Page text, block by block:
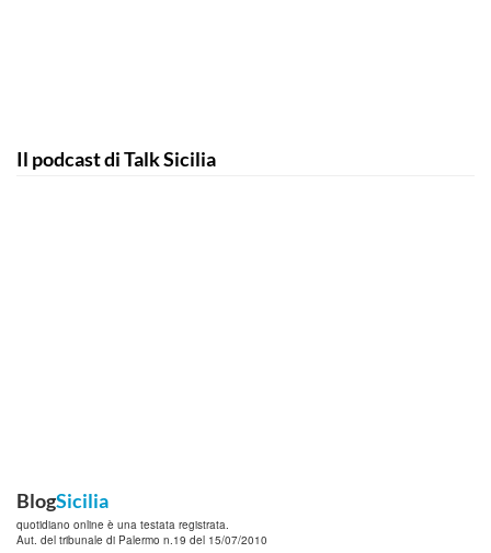
Il podcast di Talk Sicilia
BlogSicilia
quotidiano online è una testata registrata.
Aut. del tribunale di Palermo n.19 del 15/07/2010